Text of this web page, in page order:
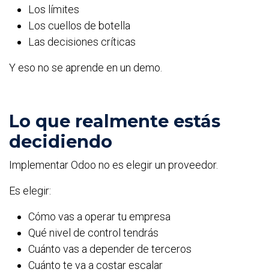
Los límites
Los cuellos de botella
Las decisiones críticas
Y eso no se aprende en un demo.
Lo que realmente estás
decidiendo
Implementar Odoo no es elegir un proveedor.
Es elegir:
Cómo vas a operar tu empresa
Qué nivel de control tendrás
Cuánto vas a depender de terceros
Cuánto te va a costar escalar